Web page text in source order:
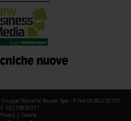
Tecniche Nuove Spa - P.IVA 06382730155 -
02213830371
| Cookie